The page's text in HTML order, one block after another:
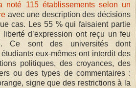
noté 115 établissements selon un
avec une description des décisions
cas. Les 55 % qui faisaient partie
d’expression ont reçu un feu
Ce sont des universités dont
étudiants eux-mêmes ont interdit des
politiques, des croyances, des
ou des types de commentaires :
signe que des restrictions à la